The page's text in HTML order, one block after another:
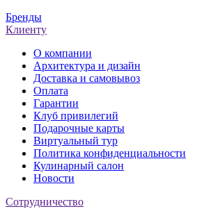
Бренды
Клиенту
О компании
Архитектура и дизайн
Доставка и самовывоз
Оплата
Гарантии
Клуб привилегий
Подарочные карты
Виртуальный тур
Политика конфиденциальности
Кулинарный салон
Новости
Сотрудничество